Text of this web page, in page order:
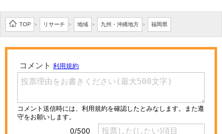
TOP > リサーチ > 地域 > 九州・沖縄地方 > 福岡県